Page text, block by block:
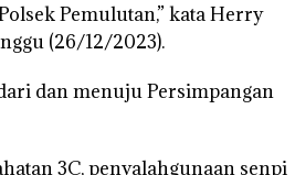
Pemulutan,” kata Herry
(26/12/2023).
dan menuju Persimpangan
3C, penyalahgunaan senpi